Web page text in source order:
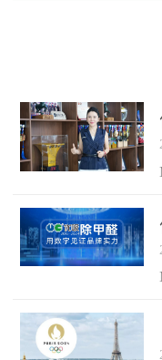
保施工日期：2020